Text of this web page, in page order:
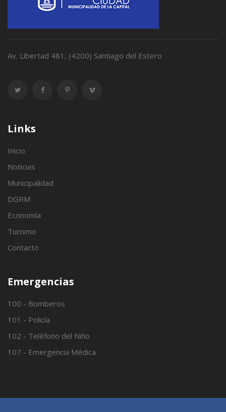
Av. Libertad 481, (4200) Santiago del Estero
Links
Inicio
Noticias
Municipalidad
DGRM
Economía
Turismo
Contacto
Emergencias
100 - Bomberos
101 - Policía
102 - Teléfono del Niño
107 - Emergencia Médica